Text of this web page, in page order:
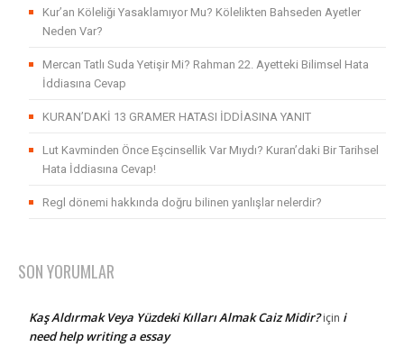
Kur’an Köleliği Yasaklamıyor Mu? Kölelikten Bahseden Ayetler
Neden Var?
Mercan Tatlı Suda Yetişir Mi? Rahman 22. Ayetteki Bilimsel Hata
İddiasına Cevap
KURAN’DAKİ 13 GRAMER HATASI İDDİASINA YANIT
Lut Kavminden Önce Eşcinsellik Var Mıydı? Kuran’daki Bir Tarihsel
Hata İddiasına Cevap!
Regl dönemi hakkında doğru bilinen yanlışlar nelerdir?
SON YORUMLAR
Kaş Aldırmak Veya Yüzdeki Kılları Almak Caiz Midir?için i
need help writing a essay